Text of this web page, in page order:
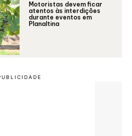
Motoristas devem ficar
atentos às interdições
durante eventos em
Planaltina